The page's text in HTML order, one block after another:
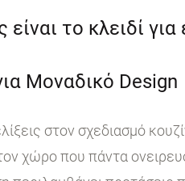
το κλειδί
Μοναδικό Design
στον σχεδιασμό
χώρο που πάντα